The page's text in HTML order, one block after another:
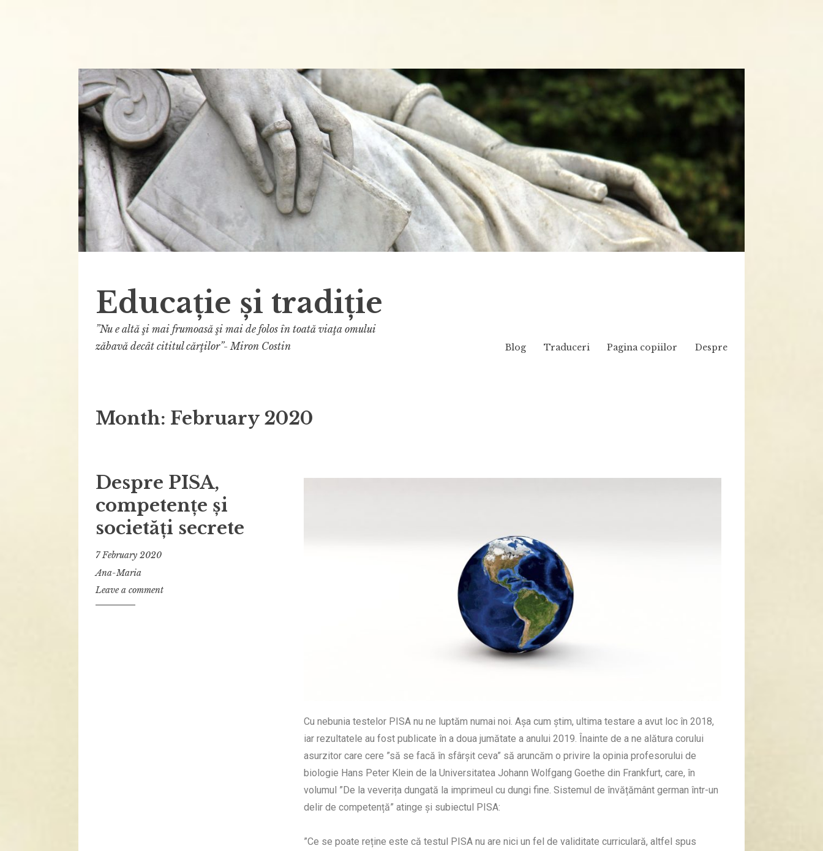
Educație și tradiție
”Nu e altă şi mai frumoasă şi mai de folos în toată viaţa omului
zăbavă decât cititul cărţilor”- Miron Costin
Blog Traduceri Pagina copiilor Despre
Month: February 2020
Despre PISA,
competențe și
societăți secrete
7 February 2020
Ana-Maria
Leave a comment
Cu nebunia testelor PISA nu ne luptăm numai noi. Așa cum știm, ultima testare a avut loc în 2018,
iar rezultatele au fost publicate în a doua jumătate a anului 2019. Înainte de a ne alătura corului
asurzitor care cere ”să se facă în sfârșit ceva” să aruncăm o privire la opinia profesorului de
biologie Hans Peter Klein de la Universitatea Johann Wolfgang Goethe din Frankfurt, care, în
volumul ”De la veverița dungată la imprimeul cu dungi fine. Sistemul de învățământ german într-un
delir de competență” atinge și subiectul PISA:
”Ce se poate reține este că testul PISA nu are nici un fel de validitate curriculară, altfel spus